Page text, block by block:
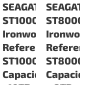
SEAGATE
ST10000VN0004
Ironwolf
Referencia:
ST10000VN0004
Capacidad: